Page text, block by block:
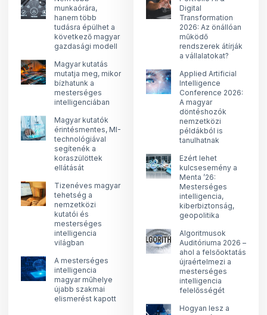
munkaórára,
hanem több
tudásra épülhet a
következő magyar
gazdasági modell
Magyar kutatás
mutatja meg, mikor
bízhatunk a
mesterséges
intelligenciában
Magyar kutatók
érintésmentes, MI-
technológiával
segítenék a
koraszülöttek
ellátását
Tizenéves magyar
tehetség a
nemzetközi
kutatói és
mesterséges
intelligencia
világban
A mesterséges
intelligencia
magyar műhelye
újabb szakmai
elismerést kapott
Digital
Transformation
2026: Az önállóan
működő
rendszerek átírják
a vállalatokat?
Applied Artificial
Intelligence
Conference 2026:
A magyar
döntéshozók
nemzetközi
példákból is
tanulhatnak
Ezért lehet
kulcsesemény a
Menta ’26:
Mesterséges
intelligencia,
kiberbiztonság,
geopolitika
Algoritmusok
Auditóriuma 2026 –
ahol a felsőoktatás
újraértelmezi a
mesterséges
intelligencia
felelősségét
Hogyan lesz a